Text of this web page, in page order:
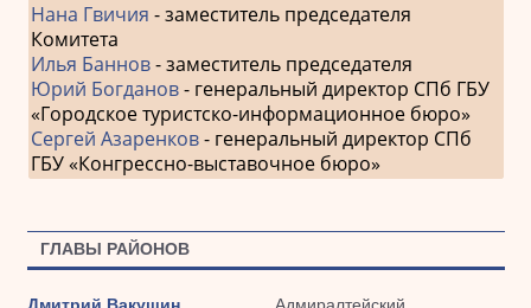
Нана Гвичия - заместитель председателя
Комитета
Илья Баннов- заместитель председателя
Юрий Богданов- генеральный директор СПб ГБУ
«Городское туристско-информационное бюро»
Сергей Азаренков- генеральный директор СПб
ГБУ «Конгрессно-выставочное бюро»
ГЛАВЫ РАЙОНОВ